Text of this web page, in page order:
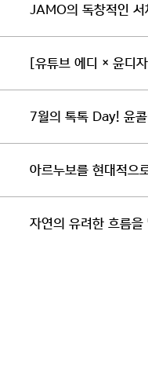
JAMO의 독창적인 서
[유튜브 에디 × 윤디
7월의 톡톡 Day! 윤
아르누보를 현대적으
자연의 유려한 흐름을